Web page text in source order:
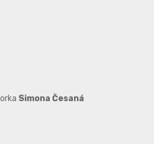
Simona Česaná